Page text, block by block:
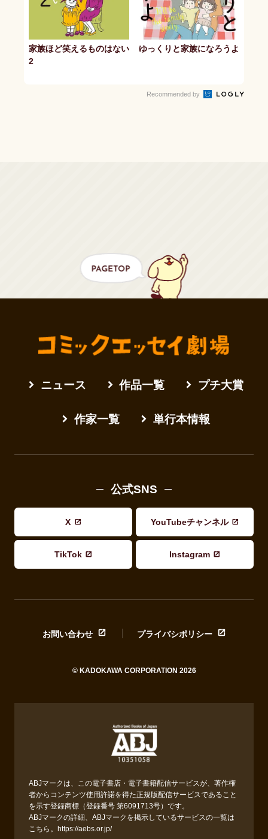
家族ほど笑えるものはない
2
ゆっくりと家族になろうよ
Recommended by
ニュース 作品一覧 プチ大賞
作家一覧 単行本情報
公式SNS
X YouTubeチャンネル
TikTok Instagram
お問い合わせ プライバシポリシー
© KADOKAWA CORPORATION 2026
ABJマークは、この電子書店・電子書籍配信サービスが、著作権
者からコンテンツ使用許諾を得た正規版配信サービスであること
を示す登録商標（登録番号 第6091713号）です。
ABJマークの詳細、ABJマークを掲示しているサービスの一覧は
こちら。
https://aebs.or.jp/